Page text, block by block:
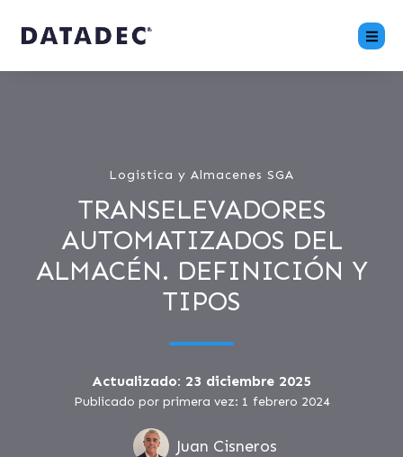
Logistica y Almacenes SGA
TRANSELEVADORES
AUTOMATIZADOS DEL
ALMACÉN. DEFINICIÓN Y
TIPOS
Actualizado: 23 diciembre 2025
Publicado por primera vez: 1 febrero 2024
Juan Cisneros